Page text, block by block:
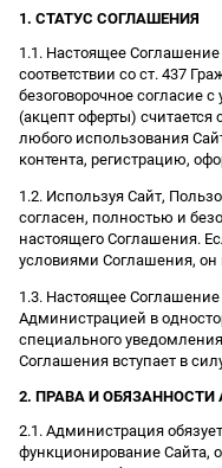
1. СТАТУС СОГЛАШЕНИЯ
1.1. Настоящее
соответствии со ст. 437
безоговорочное согласие
(акцепт оферты)
любого использования
контента, регистрацию,
1.2. Используя Сайт,
согласен, полностью и
настоящего Соглашения.
условиями Соглашения, он
1.3. Настоящее
Администрацией в
специального
Соглашения вступает в
2. ПРАВА И
2.1. Администрация
функционирование Сайта,